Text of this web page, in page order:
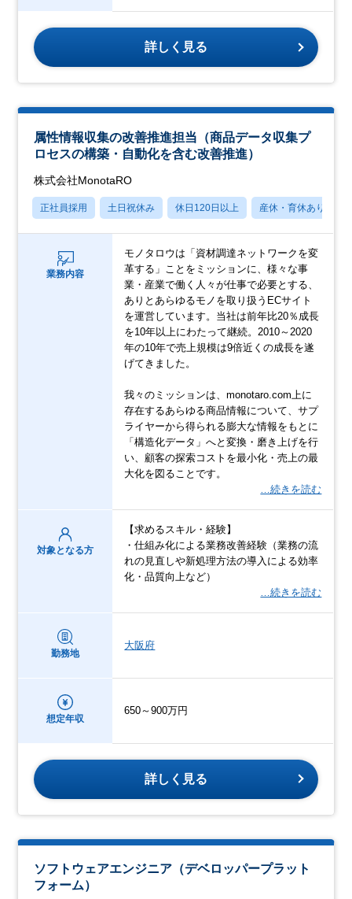
詳しく見る
属性情報収集の改善推進担当（商品データ収集プ
ロセスの構築・自動化を含む改善推進）
株式会社MonotaRO
正社員採用 土日祝休み 休日120日以上 産休・育休あり
業務内容
モノタロウは「資材調達ネットワークを変
革する」ことをミッションに、様々な事
業・産業で働く人々が仕事で必要とする、
ありとあらゆるモノを取り扱うECサイト
を運営しています。当社は前年比20％成長
を10年以上にわたって継続。2010～2020
年の10年で売上規模は9倍近くの成長を遂
げてきました。
我々のミッションは、monotaro.com上に
存在するあらゆる商品情報について、サプ
ライヤーから得られる膨大な情報をもとに
「構造化データ」へと変換・磨き上げを行
い、顧客の探索コストを最小化・売上の最
大化を図ることです。
…続きを読む
対象となる方
【求めるスキル・経験】
・仕組み化による業務改善経験（業務の流
れの見直しや新処理方法の導入による効率
化・品質向上など）
…続きを読む
勤務地
大阪府
想定年収
650～900万円
詳しく見る
ソフトウェアエンジニア（デベロッパープラット
フォーム）